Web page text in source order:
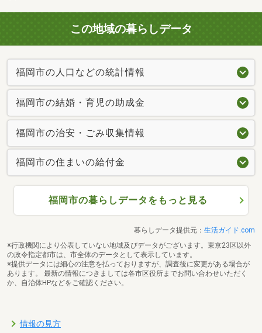
この地域の暮らしデータ
福岡市の人口などの統計情報
福岡市の結婚・育児の助成金
福岡市の治安・ごみ収集情報
福岡市の住まいの給付金
福岡市の暮らしデータをもっと見る
暮らしデータ提供元： 生活ガイド.com
※行政機関により公表していない地域及びデータがございます。東京23区以外
の政令指定都市は、市全体のデータとして表示しています。
※提供データには細心の注意を払っておりますが、調査後に変更がある場合が
あります。 最新の情報につきましては各市区役所までお問い合わせいただく
か、自治体HPなどをご確認ください。
情報の見方